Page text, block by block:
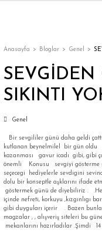
Anasayfa Bloglar Genel
SEVGİDEN
SIKINTI
Genel
Bir sevgililer günü daha geldi
kutlanan beynelmilel bir gün
kazanması gavur icadı gibi, gibi
önemli Konusu sevgiyi gösterme
seçecegi hediyelerle sevdigini
dolu bir konseptle aşklarını ifade
göstermek günü de diyebiliriz .
içinde nefreti, korkuyu ,kızgınlıgı
gibi duyguları içerir . Bazen
magzalar , , alışveriş siteleri bu
mekanlarını hazırladılar .Şimdi